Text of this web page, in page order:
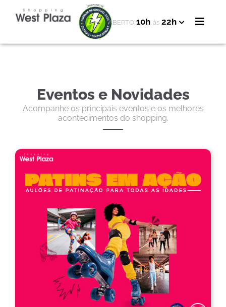
ABERTO 10h às 22h
Eventos e Novidades
Acompanhe os principais eventos e os melhores
acontecimentos do shopping.